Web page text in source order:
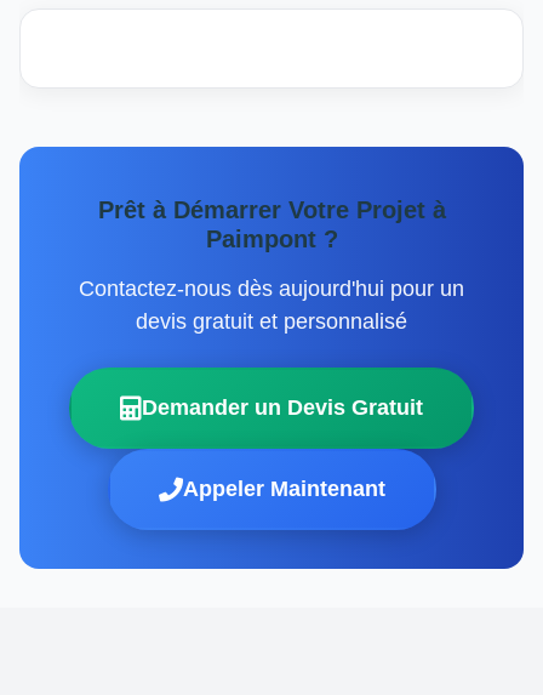
Prêt à Démarrer Votre Projet à
Paimpont ?
Contactez-nous dès aujourd'hui pour un
devis gratuit et personnalisé
Demander un Devis Gratuit
Appeler Maintenant